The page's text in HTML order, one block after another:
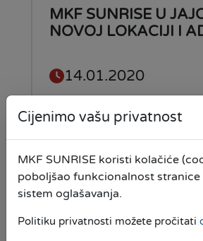
MKF SUNRISE U
NOVOJ LOKACIJI I
14.01.2020
Pročitaj više
"BUDI SPORTINAŠ"-
Fudbala "SPORTINO-
Cijenimo vašu privatnost
MKF SUNRISE koristi kolačiće
poboljšao funkcionalnost
sistem oglašavanja.
Politiku privatnosti možete pročitati